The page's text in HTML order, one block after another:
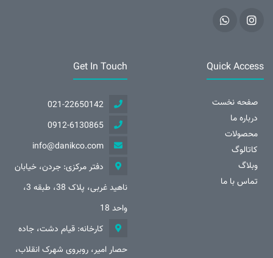
Quick Access
صفحه نخست
درباره ما
محصولات
کاتالوگ
وبلاگ
تماس با ما
Get In Touch
دفتر مرکزی: جردن، خیابان
ناهید غربی، پلاک 38، طبقه 3،
واحد 18
کارخانه: قیام دشت، جاده
حصار امیر، روبروی شهرک انقلاب،